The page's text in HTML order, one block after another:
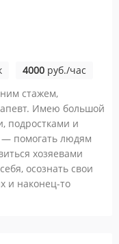
4000 руб./час
стажем,
Имею большой
подростками и
помогать людям
хозяевами
осознать свои
и наконец-то